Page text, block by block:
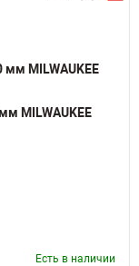
MILWAUKEE
Есть в наличии